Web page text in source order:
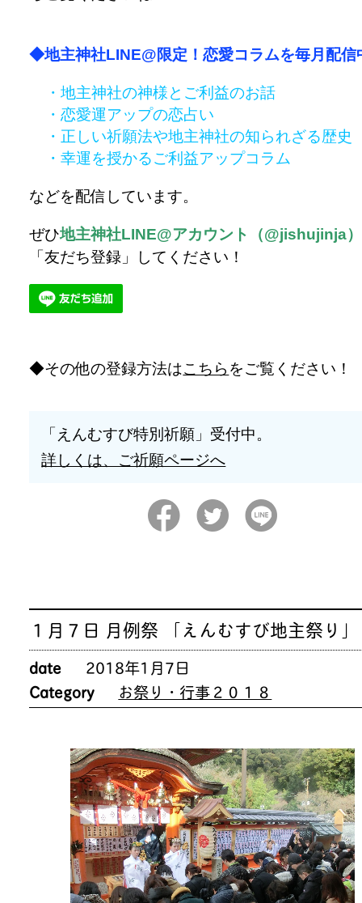
◆地主神社LINE@限定！恋愛コラムを毎月配信
・地主神社の神様とご利益のお話
・恋愛運アップの恋占い
・正しい祈願法や地主神社の知られざる歴史
・幸運を授かるご利益アップコラム
などを配信しています。
ぜひ地主神社LINE@アカウント（@jishujinja）
「友だち登録」してください！
その他の登録方法はこちら をご覧ください！
「えんむすび特別祈願」受付中。
詳しくは、ご祈願ページへ
１月７日 月例祭 「えんむすび地主祭り」
date
2018年1月7日
Category
お祭り・行事２０１８